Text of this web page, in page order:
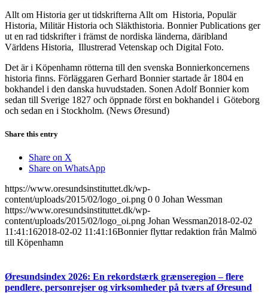
Allt om Historia ger ut tidskrifterna Allt om Historia, Populär
Historia, Militär Historia och Släkthistoria. Bonnier Publications ger
ut en rad tidskrifter i främst de nordiska länderna, däribland
Världens Historia, Illustrerad Vetenskap och Digital Foto.
Det är i Köpenhamn rötterna till den svenska Bonnierkoncernens
historia finns. Förläggaren Gerhard Bonnier startade år 1804 en
bokhandel i den danska huvudstaden. Sonen Adolf Bonnier kom
sedan till Sverige 1827 och öppnade först en bokhandel i Göteborg
och sedan en i Stockholm. (News Øresund)
Share this entry
Share on X
Share on WhatsApp
https://www.oresundsinstituttet.dk/wp-
content/uploads/2015/02/logo_oi.png 0 0 Johan Wessman
https://www.oresundsinstituttet.dk/wp-
content/uploads/2015/02/logo_oi.png Johan Wessman2018-02-02
11:41:162018-02-02 11:41:16Bonnier flyttar redaktion från Malmö
till Köpenhamn
Øresundsindex 2026: En rekordstærk grænseregion – flere
pendlere, personrejser og virksomheder på tværs af Øresund